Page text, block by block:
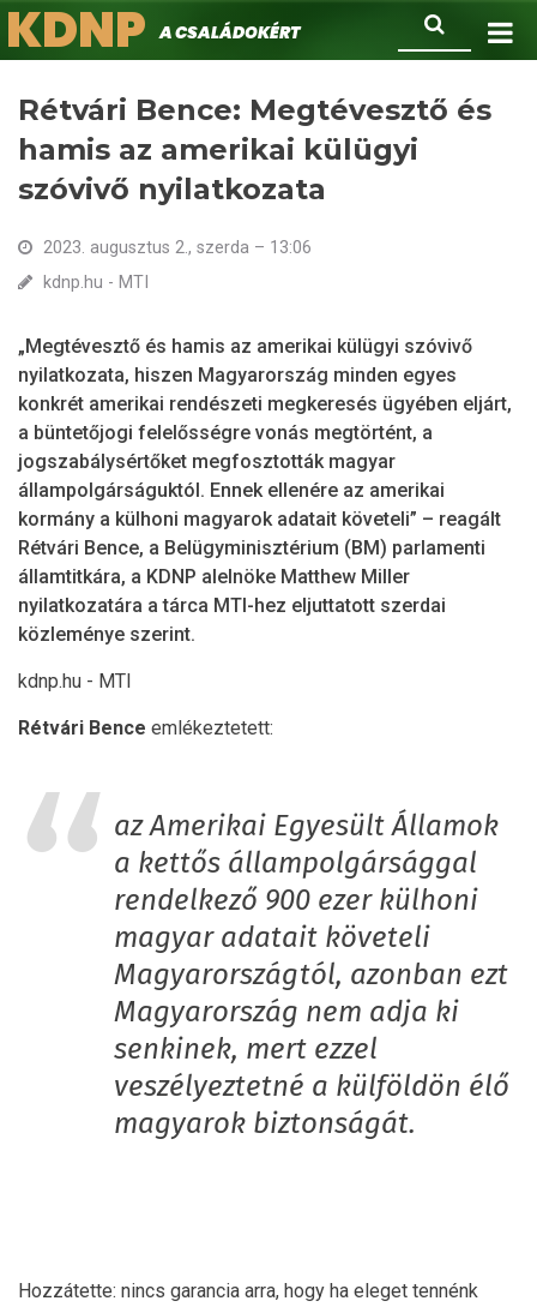
Ugrás
a
Keresés
KDNPA családokért.
Rétvári Bence: Megtévesztő és
hamis az amerikai külügyi
szóvivő nyilatkozata
2023. augusztus 2., szerda – 13:06
kdnp.hu - MTI
„Megtévesztő és hamis az amerikai külügyi szóvivő
nyilatkozata, hiszen Magyarország minden egyes
konkrét amerikai rendészeti megkeresés ügyében eljárt,
a büntetőjogi felelősségre vonás megtörtént, a
jogszabálysértőket megfosztották magyar
állampolgárságuktól. Ennek ellenére az amerikai
kormány a külhoni magyarok adatait követeli” – reagált
Rétvári Bence, a Belügyminisztérium (BM) parlamenti
államtitkára, a KDNP alelnöke Matthew Miller
nyilatkozatára a tárca MTI-hez eljuttatott szerdai
közleménye szerint.
kdnp.hu - MTI
Rétvári Bence emlékeztetett:
az Amerikai Egyesült Államok
a kettős állampolgársággal
rendelkező 900 ezer külhoni
magyar adatait követeli
Magyarországtól, azonban ezt
Magyarország nem adja ki
senkinek, mert ezzel
veszélyeztetné a külföldön élő
magyarok biztonságát.
Hozzátette: nincs garancia arra, hogy ha eleget tennénk